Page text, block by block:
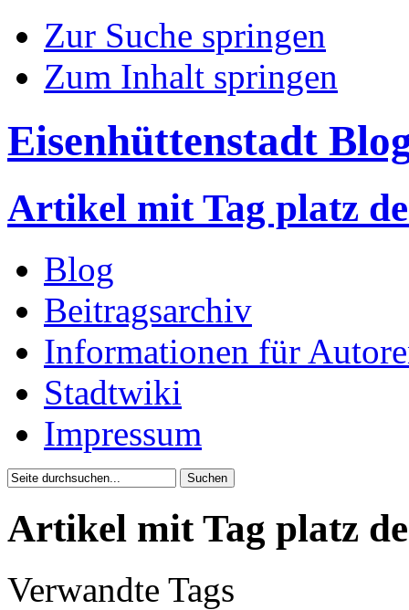
Zur Suche springen
Zum Inhalt springen
Eisenhüttenstadt
Artikel mit Tag platz
Blog
Beitragsarchiv
Informationen für
Stadtwiki
Impressum
Artikel mit Tag platz
Verwandte Tags